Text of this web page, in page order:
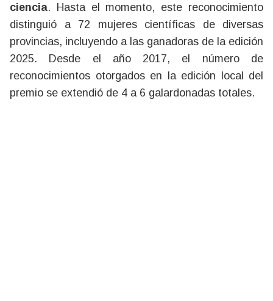
ciencia. Hasta el momento, este reconocimiento
distinguió a 72 mujeres científicas de diversas
provincias, incluyendo a las ganadoras de la edición
2025. Desde el año 2017, el número de
reconocimientos otorgados en la edición local del
premio se extendió de 4 a 6 galardonadas totales.